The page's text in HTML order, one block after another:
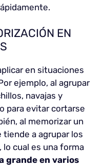
EN
en situaciones
ejemplo, al agrupar
navajas y
para evitar cortarse
al memorizar un
a agrupar los
lo cual es una forma
grande en varios